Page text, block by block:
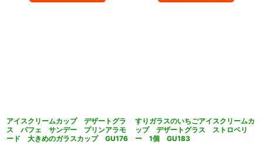
アイスクリームカップ デザートグラ
ス パフェ サンデー プリンアラモ
ード 大きめのガラスカップ GU176
すりガラスのいちごアイスクリームカ
ップ デザートグラス ストロベリ
ー 1個 GU183